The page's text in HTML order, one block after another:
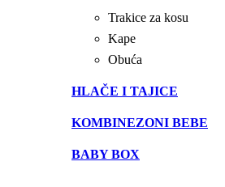
Trakice za kosu
Kape
Obuća
HLAČE I TAJICE
KOMBINEZONI BEBE
BABY BOX